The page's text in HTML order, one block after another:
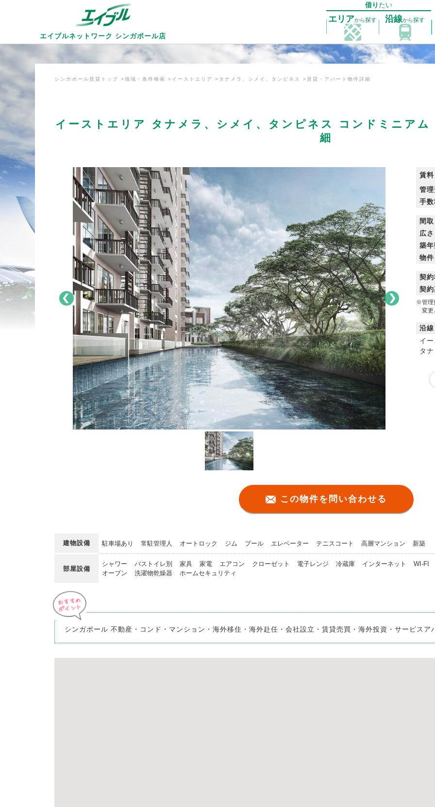
エイブルネットワーク シンガポール店
借り たい
エリアから探す 沿線から探す
シンガポール賃貸トップ 地域・条件検索 イーストエリア タナメラ、シメイ、タンピネス 賃貸・アパート物件詳細
イーストエリア タナメラ、シメイ、タンピネス コンドミニア
細
賃料
管
手
間
広さ
築
物
契
契
※管理
変更
沿
イ
タ
この物件を問い合わせる
建物設備 駐車場あり 常駐管理人 オートロック ジム プール エレベーター テニスコート 高層マンション 新築
部屋設備
シャワー バストイレ別 家具 家電 エアコン クローゼット 電子レンジ 冷蔵庫 インターネット
WI-FI
オーブン
洗濯物乾燥器 ホームセキュリティ
シンガポール 不動産・コンド・マンション・海外移住・海外赴任・会社設立・賃貸売買・海外投資・サービスア